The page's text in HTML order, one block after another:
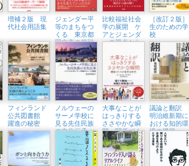
増補２版 現
代社会用語集
ジェンダー平
等のまちをつ
くる 東京都
国立市の挑戦
比較福祉社会
学の展開 ケ
アとジェンダ
ーの視点から
［改訂２版］
生のための学
校
フィンランド
公共図書館
躍進の秘密
ノルウェーの
サーメ学校に
見る先住民族
の文化伝承 ハ
ットフェルダ
ル・サーメ学
校のユニーク
な教育
大事なことが
はっきりする
ささやかな瞬
間 関係づく
りが苦手な世
代
議論と翻訳
明治維新期に
おける知的環
境の構築